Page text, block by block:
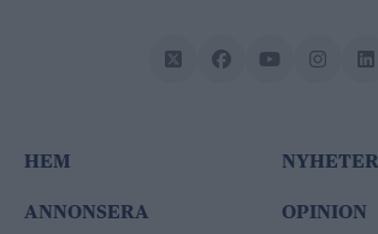
HEM
ANNONSERA
NYHETER
OPINION